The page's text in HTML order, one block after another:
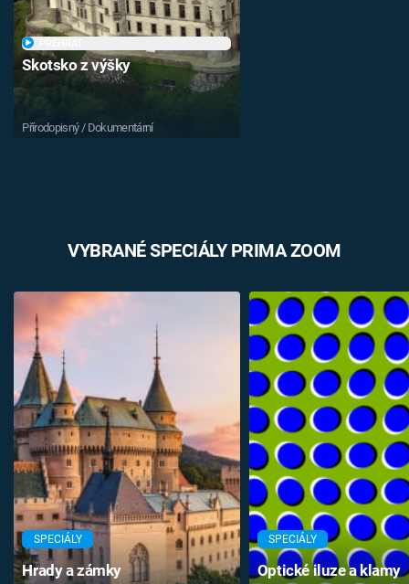
Skotsko z výšky
Přírodopisný / Dokumentární
VYBRANÉ SPECIÁLY PRIMA ZOOM
SPECIÁLY
Hrady a zámky
SPECIÁLY
Optické iluze a klamy